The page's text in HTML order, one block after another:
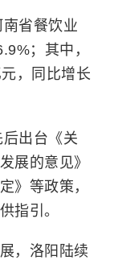
省餐饮业
；其中，
，同比增长
出台《关
展的意见》
》等政策，
指引。
，洛阳陆续